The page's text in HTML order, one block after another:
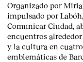
Organizado por
impulsado por
Comunicar Ciudad,
encuentros
y la cultura en
emblemáticas de